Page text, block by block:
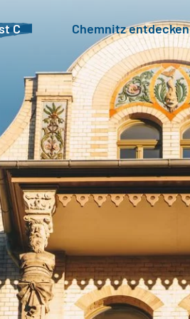
C Chemnitz entdecken